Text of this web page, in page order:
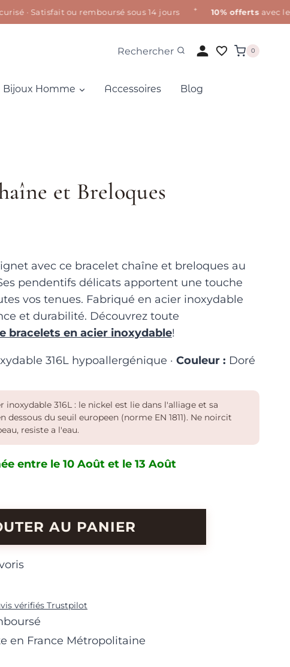
· Satisfait ou remboursé sous 14 jours 10% offertsavec le
Rechercher 0
Bijoux Homme Accessoires Blog
et Breloques
avec ce bracelet chaîne et breloques au
pendentifs délicats apportent une touche
vos tenues. Fabriqué en acier inoxydable
et durabilité. Découvrez toute
bracelets en acier inoxydable!
316L hypoallergénique · Couleur : Doré
inoxydable 316L : le nickel est lie dans l'alliage et sa
dessous du seuil europeen (norme EN 1811). Ne noircit
resiste a l'eau.
entre le 10 Août et le 13 Août
AU PANIER
vérifiés Trustpilot
en France Métropolitaine